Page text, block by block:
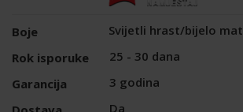
Boje
Svijetli hrast/bijelo mat
Rok isporuke
25 - 30 dana
Garancija
3 godina
Da